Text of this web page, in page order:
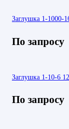
Заглушка 1-1000-
По запросу
Заглушка 1-10-6
По запросу